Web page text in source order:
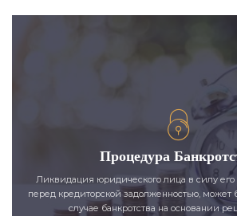
Процедура
Ликвидация юридического лица в силу его
перед кредиторской задолженностью, может
случае банкротства на основании